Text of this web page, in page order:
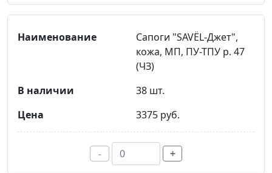
Сапоги "SAVЁL-Джет",
кожа, МП, ПУ-ТПУ р. 47
(ЧЗ)
38 шт.
3375 руб.
- +